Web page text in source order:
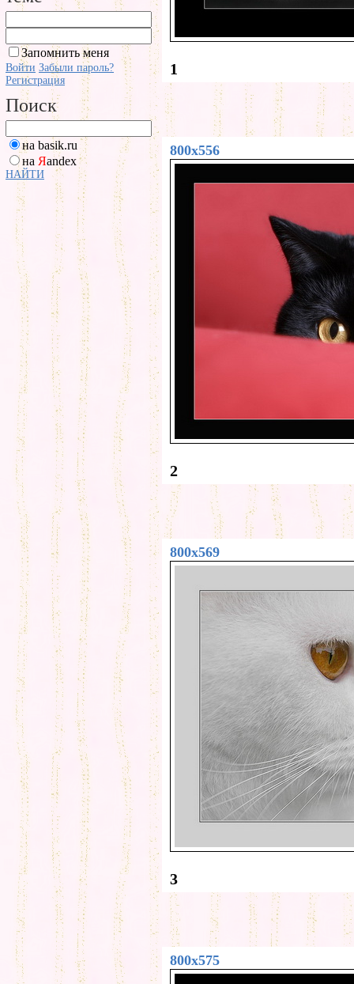
Запомнить меня
Войти Забыли пароль?
Регистрация
Поиск
на basik.ru
на Яandex
НАЙТИ
1
800x556
2
800x569
3
800x575